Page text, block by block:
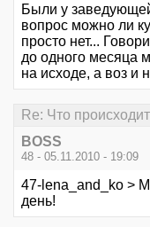
Были у
вопрос можно ли
просто нет...
до одного месяца
на исходе, а воз и
Re: Что
BOSS
48 - 05.11.2010 - 19:09
47-lena_and_ko >
день!